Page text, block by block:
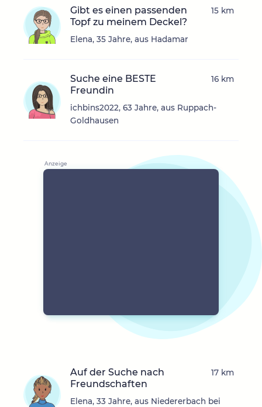
Gibt es einen passenden
Topf zu meinem Deckel?
Elena, 35 Jahre, aus Hadamar
15 km
Suche eine BESTE
Freundin
ichbins2022, 63 Jahre, aus Ruppach-
Goldhausen
16 km
Auf der Suche nach
Freundschaften
Elena, 33 Jahre, aus Niedererbach bei
17 km